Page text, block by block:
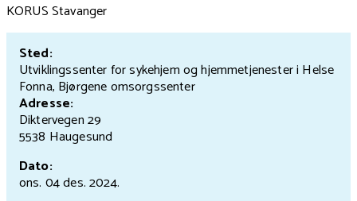
KORUS Stavanger
Sted:
Utviklingssenter for sykehjem og hjemmetjenester i Helse
Fonna, Bjørgene omsorgssenter
Adresse:
Diktervegen 29
5538 Haugesund
Dato:
ons. 04 des.2024.